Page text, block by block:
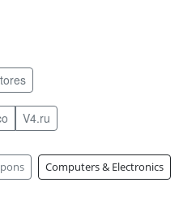
V4.ru
Computers & Electronics